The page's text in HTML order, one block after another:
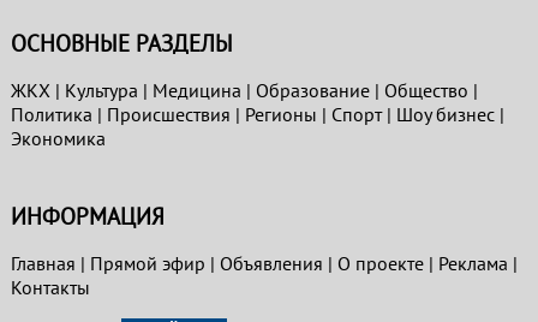
ОСНОВНЫЕ РАЗДЕЛЫ
ЖКХ| Культура | Медицина | Образование| Общество |
Политика | Проиcшествия | Регионы | Спорт| Шоу бизнес|
Экономика
ИНФОРМАЦИЯ
Главная | Прямой эфир | Объявления | О проекте| Реклама |
Контакты